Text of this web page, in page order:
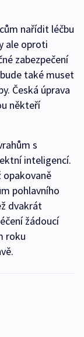
nařídit léčbu
ale oproti
zabezpečení
také muset
Česká úprava
někteří
s
inteligencí.
opakovaně
pohlavního
dvakrát
žádoucí
roku